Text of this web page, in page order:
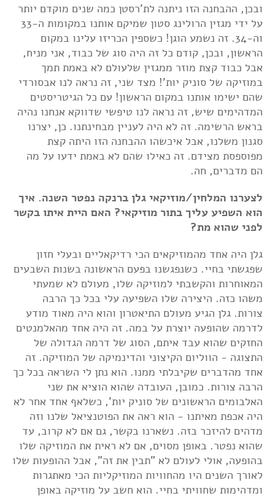
ובכן, ההבחנה הזו ניתנה לת'רסטן כמה שנים מוקדם יותר
על ידי מגזין הרולינג סטון שמיקם אותנו במקומות ה-33
וה-34. זה נשמע הוגן! כשספין הכריזו עלינו במקום
הראשון, ובכן, קודם כל זה היה סוג של כבוד, אני מניח,
אבל כבוד קצת מוזר ממגזין שלעולם לא באמת תמך
במוזיקה של סוניק יות'! מצד שני, זה נראה לנו אבסורדי
שהם ישימו אותנו במקום הראשון! עם כל הגיטריסטים
המדהימים שיש, זה נראה לנו טיפשי שדווקא אנחנו נהיה
בראש הרשימה. זה לא היה לעניין מבחינתנו. כן, יצרנו
סגנון משלנו, אבל איכשהו ההבחנה הזו היתה קצת
מפוספסת מצידם. זה כאילו שהם לא באמת ידעו על מה
הם מדברים, חה.
לצערנו המלחין/מוזיקאי גלן ברנקה נפטר השנה. איך
הוא השפיע עליך בתור מוזיקאי? האם היית איתו בקשר
לפני שהוא מת?
גלן היה אחד מהמוזיקאים הכי רדיקאליים ובעלי חזון
שפגשתי בחיי. כשנפגשנו בפעם הראשונה בשנות השבעים
המאוחרות והקשבתי למוזיקה שלו, מעולם לא שמעתי
משהו כזה. היצירה שלו השפיעה עלי בכל כך הרבה
צורות. גלן הגיע מעולם התיאטרון והוא היה מאוד מודע
לדרמה שהופעה יוצרת על במה. זה היה אחד מהאלמנטים
החזקים שהוא עבד איתם, הסוג של דרמה הגדולה של
התצוגה - הווליום הקיצוני והדינמיקה של המוזיקה. זה
אחד מהדברים שקיבלתי ממנו. הוא נתן לי השראה בכל כך
הרבה צורות. כמובן, העובדה שהוא הוציא את שני
האלבומים הראשונים של סוניק יות', כשלאף אחד אחר לא
היה אכפת מאיתנו - הוא ראה את הפוטנציאל שלנו וזה
מדהים להיזכר בזה. נשארנו בקשר, גם אם לא קרוב, עד
שהוא נפטר. באופן מסוים, אם לא ראית את המוזיקה שלו
בהופעה, אולי לעולם לא "תבין את זה", אבל ההופעות שלו
לאורך השנים היו מהחוויות המוזיקליות הכי מאתגרות
ומדהימות שחוויתי בחיי. הוא חשב על מוזיקה באופן